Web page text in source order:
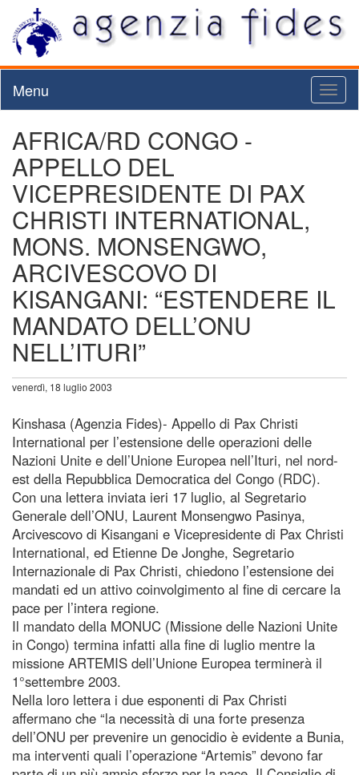
Menu
AFRICA/RD CONGO -
APPELLO DEL
VICEPRESIDENTE DI PAX
CHRISTI INTERNATIONAL,
MONS. MONSENGWO,
ARCIVESCOVO DI
KISANGANI: “ESTENDERE IL
MANDATO DELL’ONU
NELL’ITURI”
venerdì, 18 luglio 2003
Kinshasa (Agenzia Fides)- Appello di Pax Christi
International per l’estensione delle operazioni delle
Nazioni Unite e dell’Unione Europea nell’Ituri, nel nord-
est della Repubblica Democratica del Congo (RDC).
Con una lettera inviata ieri 17 luglio, al Segretario
Generale dell’ONU, Laurent Monsengwo Pasinya,
Arcivescovo di Kisangani e Vicepresidente di Pax Christi
International, ed Etienne De Jonghe, Segretario
Internazionale di Pax Christi, chiedono l’estensione dei
mandati ed un attivo coinvolgimento al fine di cercare la
pace per l’intera regione.
Il mandato della MONUC (Missione delle Nazioni Unite
in Congo) termina infatti alla fine di luglio mentre la
missione ARTEMIS dell’Unione Europea terminerà il
1°settembre 2003.
Nella loro lettera i due esponenti di Pax Christi
affermano che “la necessità di una forte presenza
dell’ONU per prevenire un genocidio è evidente a Bunia,
ma interventi quali l’operazione “Artemis” devono far